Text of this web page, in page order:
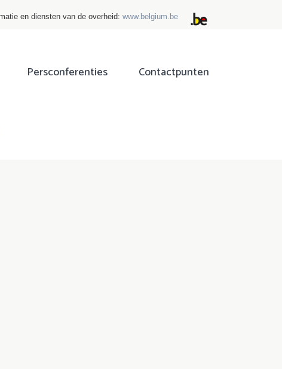
en diensten van de overheid: www.belgium.be
Persconferenties Contactpunten